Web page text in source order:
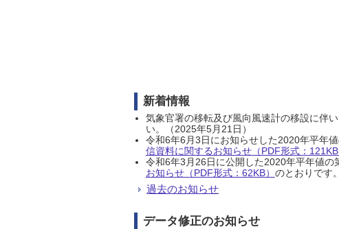
新着情報
気象官署の移転及び風向風速計の移設に伴
い。（2025年5月21日）
令和6年6月3日にお知らせした2020年平年
信資料に関するお知らせ（PDF形式：121KB
令和6年3月26日に公開した2020年平年値
お知らせ（PDF形式：62KB） のとおりです
過去のお知らせ
データ修正のお知らせ